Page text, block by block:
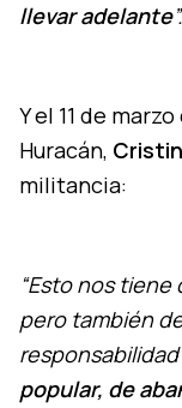
llevar adelante”.
Y el 11 de
Huracán,
militancia:
“Esto nos
pero también
popular, de